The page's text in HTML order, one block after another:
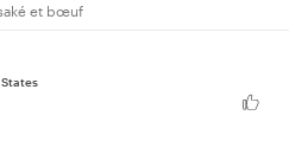
et bœuf